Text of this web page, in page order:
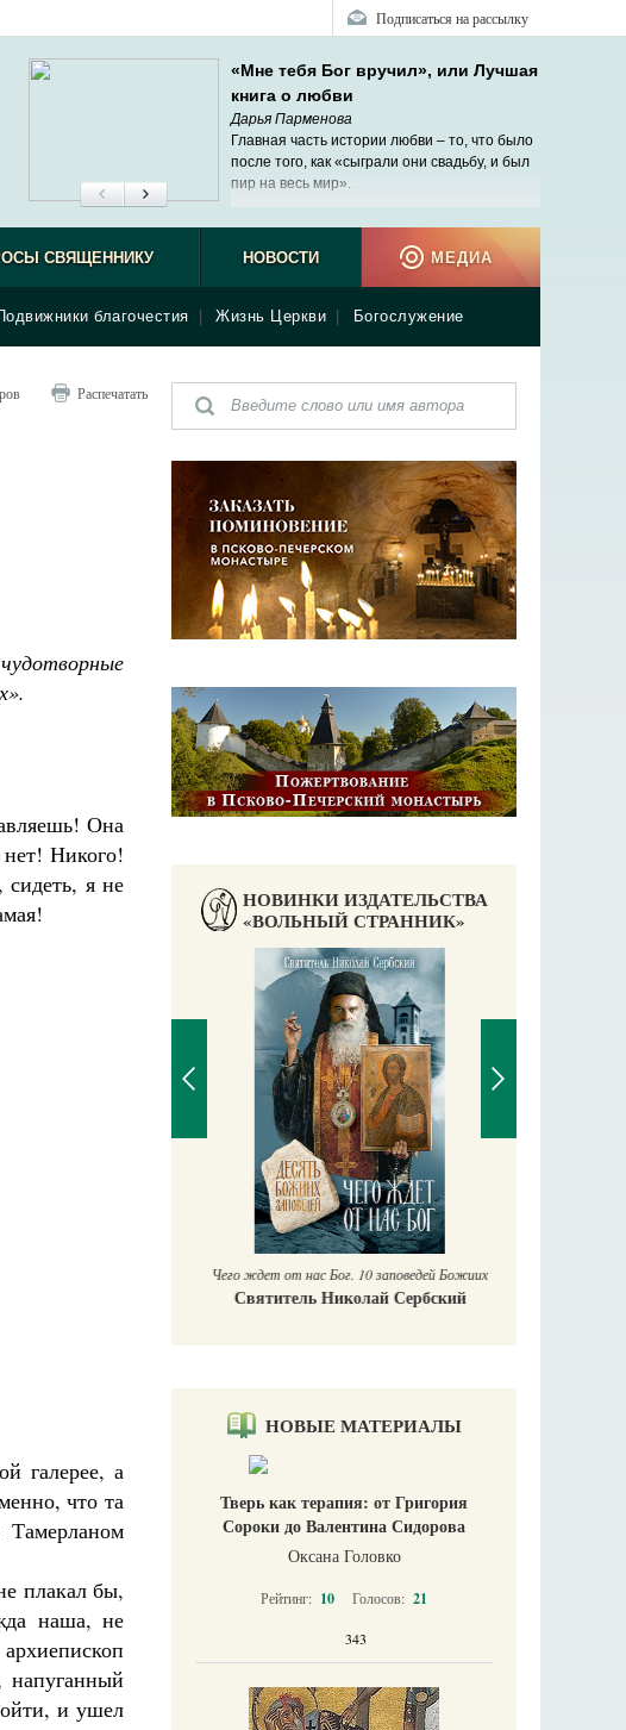
Подписаться на рассылку
«Мне тебя Бог вручил», или Лучшая
книга о любви
Дарья Парменова
Главная часть истории любви – то, что было
после того, как «сыграли они свадьбу, и был
пир на весь мир».
благочестия Жизнь Церкви Богослужение
СВЯЩЕННИКУ НОВОСТИ МЕДИА
Распечатать
Она
Никого!
я не
галерее, а
что та
плакал бы,
наша, не
напуганный
и ушел
НОВИНКИ ИЗДАТЕЛЬСТВА
«ВОЛЬНЫЙ СТРАННИК»
Научись у
Чего ждет от нас Бог. 10 заповедей Божиих
Святитель Николай Сербский
НОВЫЕ МАТЕРИАЛЫ
Тверь как терапия: от Григория
Сороки до Валентина Сидорова
Оксана Головко
Рейтинг: 10 Голосов: 21
343